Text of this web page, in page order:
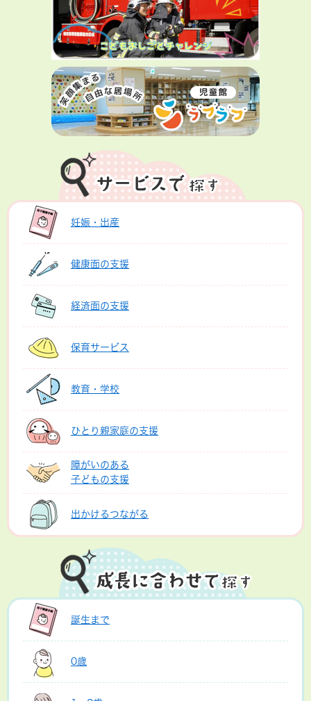
妊娠・出産
健康面の支援
経済面の支援
保育サービス
教育・学校
ひとり親家庭の支援
障がいのある
子どもの支援
出かけるつながる
誕生まで
0歳